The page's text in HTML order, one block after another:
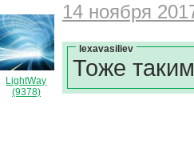
LightWay
(9378)
14 ноября
lexavasiliev
Тоже